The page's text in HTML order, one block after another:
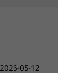
2026-05-12